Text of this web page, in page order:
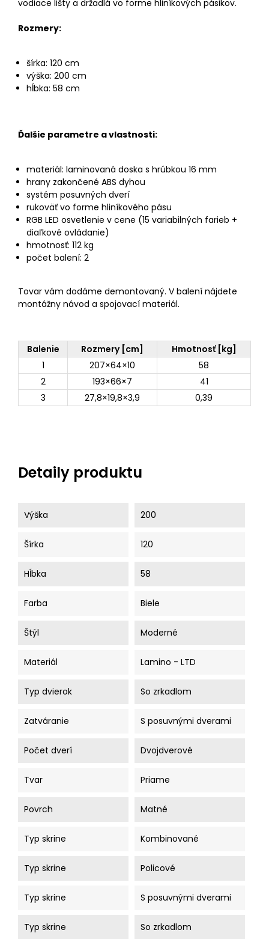
vodiace lišty a držadlá vo forme hliníkových pásikov.
Rozmery:
šírka: 120 cm
výška: 200 cm
hĺbka: 58 cm
Ďalšie parametre a vlastnosti:
materiál: laminovaná doska s hrúbkou 16 mm
hrany zakončené ABS dyhou
systém posuvných dverí
rukoväť vo forme hliníkového pásu
RGB LED osvetlenie v cene (15 variabilných farieb +
diaľkové ovládanie)
hmotnosť: 112 kg
počet balení: 2
Tovar vám dodáme demontovaný. V balení nájdete
montážny návod a spojovací materiál.
Balenie Rozmery [cm]
Hmotnosť [kg]
1
207×64×10
58
2
193×66×7
41
3
27,8×19,8×3,9 0,39
Detaily produktu
Výška 200
Šírka 120
Hĺbka 58
Farba Biele
Štýl Moderné
Materiál Lamino - LTD
Typ dvierok So zrkadlom
Zatváranie S posuvnými dverami
Počet dverí Dvojdverové
Tvar Priame
Povrch Matné
Typ skrine Kombinované
Typ skrine Policové
Typ skrine S posuvnými dverami
Typ skrine So zrkadlom